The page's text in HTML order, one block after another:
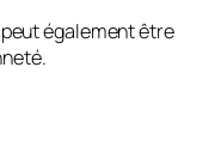
également être